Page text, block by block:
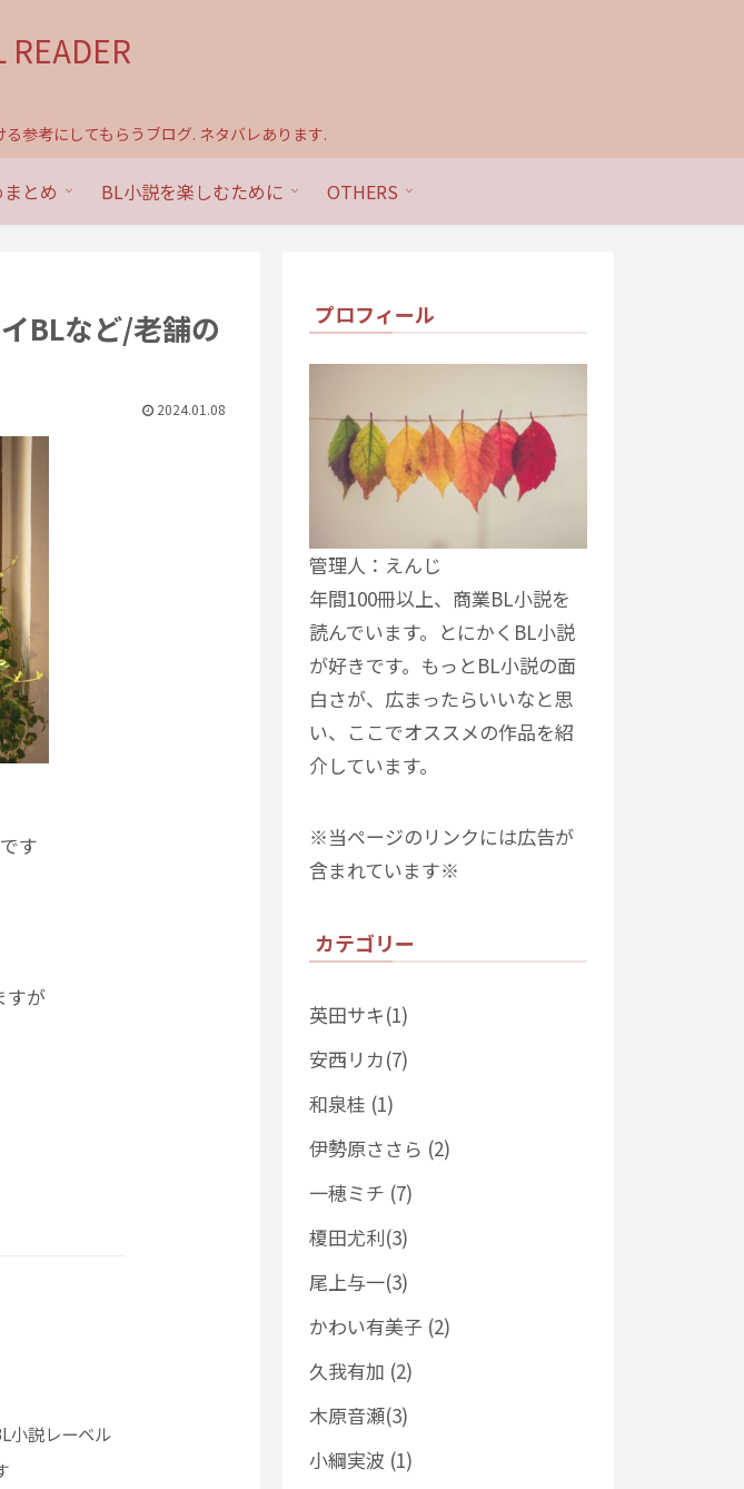
READER
参考にしてもらうブログ. ネタバレあります.
とめ BL小説を楽しむために OTHERS
BLなど/老舗の
2024.01.08
す
すが
小説レーベル
プロフィール
管理人：えんじ
年間100冊以上、商業BL小説を
読んでいます。とにかくBL小説
が好きです。もっとBL小説の面
白さが、広まったらいいなと思
い、ここでオススメの作品を紹
介しています。
※当ページのリンクには広告が
含まれています※
カテゴリー
英田サキ(1)
安西リカ(7)
和泉桂 (1)
伊勢原ささら (2)
一穂ミチ (7)
榎田尤利(3)
尾上与一(3)
かわい有美子 (2)
久我有加 (2)
木原音瀬(3)
小綱実波 (1)